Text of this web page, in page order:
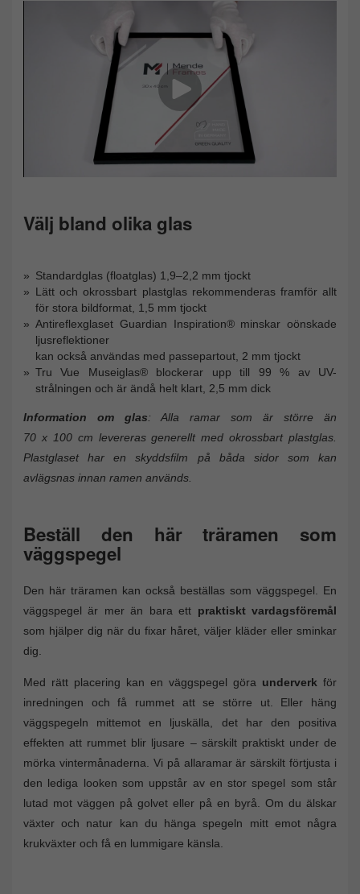
Välj bland olika glas
Standardglas (floatglas) 1,9–2,2 mm tjockt
Lätt och okrossbart plastglas rekommenderas framför allt
för stora bildformat, 1,5 mm tjockt
Antireflexglaset Guardian Inspiration® minskar oönskade
ljusreflektioner
kan också användas med passepartout, 2 mm tjockt
Tru Vue Museiglas® blockerar upp till 99 % av UV-
strålningen och är ändå helt klart, 2,5 mm dick
Information om glas: Alla ramar som är större än
70 x 100 cm levereras generellt med okrossbart plastglas.
Plastglaset har en skyddsfilm på båda sidor som kan
avlägsnas innan ramen används.
Beställ den här träramen som
väggspegel
Den här träramen kan också beställas som väggspegel. En
väggspegel är mer än bara ett praktiskt vardagsföremål
som hjälper dig när du fixar håret, väljer kläder eller sminkar
dig.
Med rätt placering kan en väggspegel göra underverk för
inredningen och få rummet att se större ut. Eller häng
väggspegeln mittemot en ljuskälla, det har den positiva
effekten att rummet blir ljusare – särskilt praktiskt under de
mörka vintermånaderna. Vi på allaramar är särskilt förtjusta i
den lediga looken som uppstår av en stor spegel som står
lutad mot väggen på golvet eller på en byrå. Om du älskar
växter och natur kan du hänga spegeln mitt emot några
krukväxter och få en lummigare känsla.